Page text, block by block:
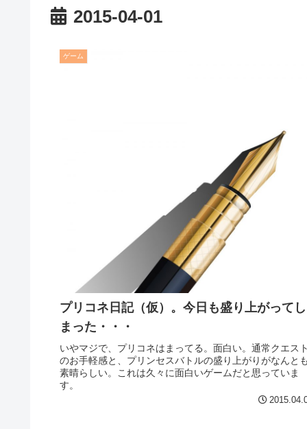
2015-04-01
ゲーム
プリコネ日記（仮）。今日も盛り上がってし
まった・・・
いやマジで、プリコネはまってる。面白い。通常クエス
のお手軽感と、プリンセスバトルの盛り上がりがなんと
素晴らしい。これは久々に面白いゲームだと思っていま
す。